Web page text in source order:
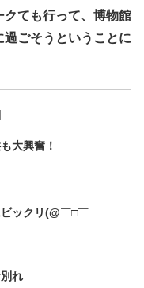
クても行って、博物館
ごそうということに
大興奮！
ックリ(@￣□￣
れ